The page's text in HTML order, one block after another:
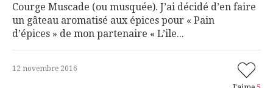
Courge Muscade (ou musquée). J’ai décidé d’en faire
un gâteau aromatisé aux épices pour « Pain
d’épices » de mon partenaire « L’ile...
12 novembre 2016